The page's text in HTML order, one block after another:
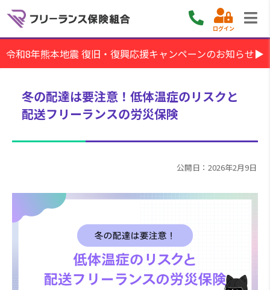
ログイン
令和8年熊本地震 復旧・復興応援キャンペーンのお知らせ▶
冬の配達は要注意！低体温症のリスクと
配送フリーランスの労災保険
公開日：2026年2月9日